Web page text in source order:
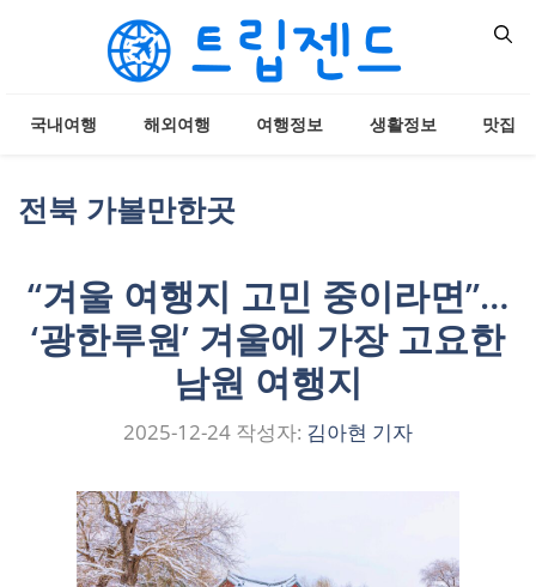
국내여행 해외여행 여행정보 생활정보 맛집
전북 가볼만한곳
“겨울 여행지 고민 중이라면”…
‘광한루원’ 겨울에 가장 고요한
남원 여행지
2025-12-24 작성자: 김아현 기자